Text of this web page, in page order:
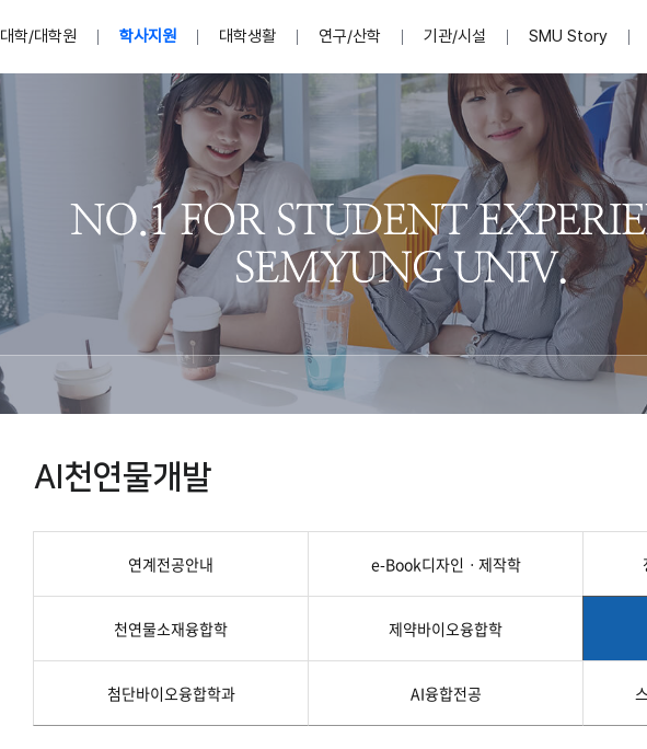
설립자발자취 이사장인사말 법인소개
자매회사
임원현황
이사회(개
학교법인
열린총장실
인사말 역대총장
제8,9대 총장 이용걸
제6,7대 총장 김유성
제5대 총장 김광림
건학이념 세명인재상 인재상과 5대핵
대학소개
Why SMU 세명대 History 대학연혁
2010년대
입학홈페이지 입학정보통합시스템(합격조
일반ㆍ경영행정복지대학원 저널리즘대학원
International
Students
취·창업지원처
취·창업지원처 소개 학생종합경력시스템
대학/대학원
인문예술대학
미디어콘텐츠창작학과
외국어학부
아트앤산업디자인학과
실내디자인학과
시각·영상디자인학과
패션디자인학과
공연예술학과
영화웹툰애니메이션학과
미디어문화학부
사회과학대학
경찰학과
행정학과
법학과
부동산지적학과
소방방재학과
경영학과
회계세무금융학과
글로벌물류학과
호텔경영학과
관광경영학과
일반ㆍ경영행정복지대학원 저널리즘대학원
평생교육원
학사지원
학사정보
교직과정안내
교직교육 목적 및 교육목표
이수안내
교직과목 해설
신청서 다운로드
연계전공
연계전공안내
e-Book디자인ㆍ
정밀의료인공지능
화장품생명융합학
AI융합전공
스마트이차전지시
센서반도체융합전공
국내대학 학점교류 전과ㆍ복수(부)전공
대학생활
대학생활 안내영상
학생상담/심리 권익보호 사회봉사지원
센터 및 조직소
규정집
주요업무
봉사단운영
학생활동
대학축제 학생자치기구 학생커뮤니티
학생생활관 보건진료소 체육시설
연구/산학
산학협력단 소개 연구지원 지식재산권
교내연구지원
교내학술연구비 지원
국제학술지 논문게재
국제학술회의 참가경비 지원
학술대회 참가
세명대학교 연구윤리 생명윤리위원회
LINC+ 사업단
기관/시설
교육혁신·학생성공본부 대학혁신사업단
대학본부
교무연구처 기획실 학생처
사무처
산학협력단
부속기관
학술정보원 평생교육원
편집방송국
부설연구소
연구소 조직
학술·연구활동 실적
연구소 조직
연구소 조직
학술·연구활동 실적
SMU Story
News@SMU
일반공지 장학 및 학사안내
입찰공고
교원(강사,겸임교원포함)채용정보
행사안내
Photo SMU
학생활동
온라인접수시스템
온라인접수시스템
세명네이처
세네뜨리아
S:MU 스포츠 아카데
미
S:MU LifeLap 다이
S:MU FoodLap 또
AI천연물개발
연계전공안내 e-Book디자인ㆍ제작학
천연물소재융합학 제약바이오융합학
첨단바이오융합학과 AI융합전공